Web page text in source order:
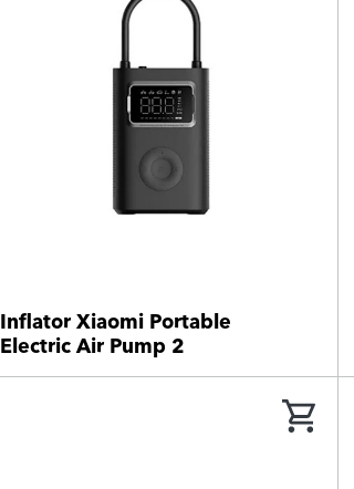
Inflator Xiaomi Portable
Electric Air Pump 2